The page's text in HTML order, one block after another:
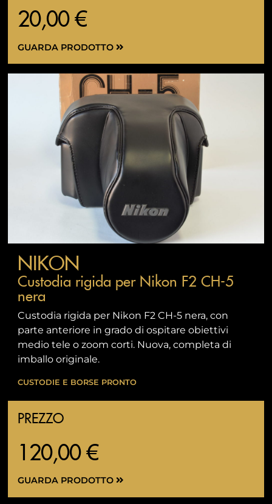
20,00 €
GUARDA PRODOTTO
NIKON
Custodia rigida per Nikon F2 CH-5
nera
Custodia rigida per Nikon F2 CH-5 nera, con
parte anteriore in grado di ospitare obiettivi
medio tele o zoom corti. Nuova, completa di
imballo originale.
CUSTODIE E BORSE PRONTO
PREZZO
120,00 €
GUARDA PRODOTTO